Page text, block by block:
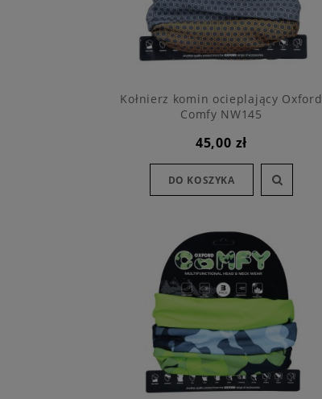
Kołnierz komin ocieplający Oxford
Comfy NW145
45,00 zł
DO KOSZYKA